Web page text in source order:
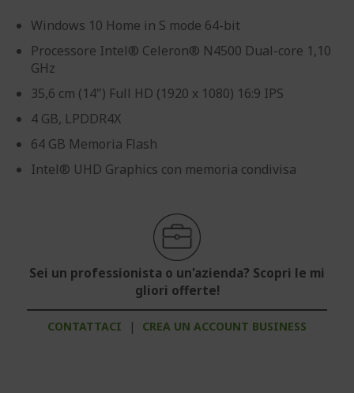
Windows 10 Home in S mode 64-bit
Processore Intel® Celeron® N4500 Dual-core 1,10
GHz
35,6 cm (14") Full HD (1920 x 1080) 16:9 IPS
4 GB, LPDDR4X
64 GB Memoria Flash
Intel® UHD Graphics con memoria condivisa
Sei un professionista o un'azienda? Scopri le mi
gliori offerte!
CONTATTACI | CREA UN ACCOUNT BUSINESS